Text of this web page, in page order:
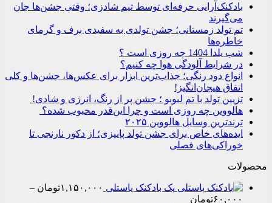
بادکنک‌آرایی حرفه‌ای توسط تیم شادزی؛ وقتی جشن‌ها جان
می‌گیرند
تم تولد زمستانی؛ جشن تولدی به سفیدی برف و گرمای
خاطره‌ها
شب یلدا 1404 چه روزی است ؟
در شرایط آلودگی هوا چه کنیم؟
انواع دود رنگی؛ جذاب‌ترین ابزار برای عکس‌ها، جشن‌ها و کلی
اتفاق هیجان‌انگیز!
تزیین تولد با تم لبوبو ؛ جشن پر از رنگ، انرژی و شادی!
هالووین چه روزی است و چرا این‌قدر محبوب شده؟
ترندترین وسایل هالووین ۲۰۲۵
ایده‌های خاص برای جشن تولد پاییزی؛ از دکور نارنجی تا
خوراکی‌های فصلی
محصولات
پک بادکنک پاستلی ۱,۱۵۰,۰۰۰تومان –
۶۰,۰۰۰تومان